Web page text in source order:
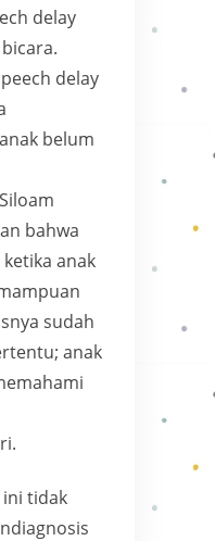
delay
delay
belum
bahwa
anak
sudah
anak
tidak